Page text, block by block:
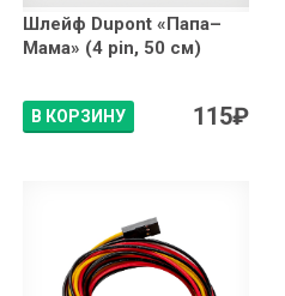
Шлейф Dupont «Папа–
Мама» (4 pin, 50 см)
В КОРЗИНУ 115₽